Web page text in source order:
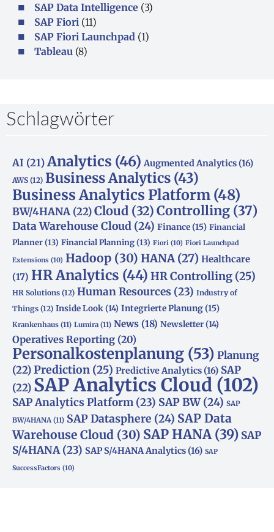
SAP Data Intelligence (3)
SAP Fiori (11)
SAP Fiori Launchpad (1)
Tableau (8)
Schlagwörter
AI (21) Analytics (46) Augmented Analytics(16)
AWS (12) Business Analytics (43)
Business Analytics Platform (48)
BW/4HANA (22)Cloud (32) Controlling (37)
Data Warehouse Cloud (24) Finance(15) Financial
Planner(13) Financial Planning(13) Fiori (10) Fiori Launchpad
Extensions (10) Hadoop (30) HANA (27) Healthcare
(17) HR Analytics (44) HR Controlling (25)
HR Solutions (12) Human Resources (23) Industry of
Things (12) Inside Look(14) Integrierte Planung(15)
Krankenhaus (11) Lumira (11) News (18) Newsletter(14)
Operatives Reporting (20)
Personalkostenplanung (53) Planung
(22)Prediction (25) Predictive Analytics(16) SAP
(22) SAP Analytics Cloud (102)
SAP Analytics Platform (23) SAP BW(24) SAP
BW/4HANA (11) SAP Datasphere (24) SAP Data
Warehouse Cloud (30) SAP HANA(39) SAP
S/4HANA(23) SAP S/4HANA Analytics(16) SAP
SuccessFactors (10)